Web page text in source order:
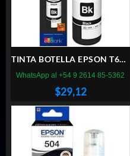
TINTA BOTELLA EPSON T673
120 NEGRO
$29,12
WhatsApp al +54 9 2614 85-5362